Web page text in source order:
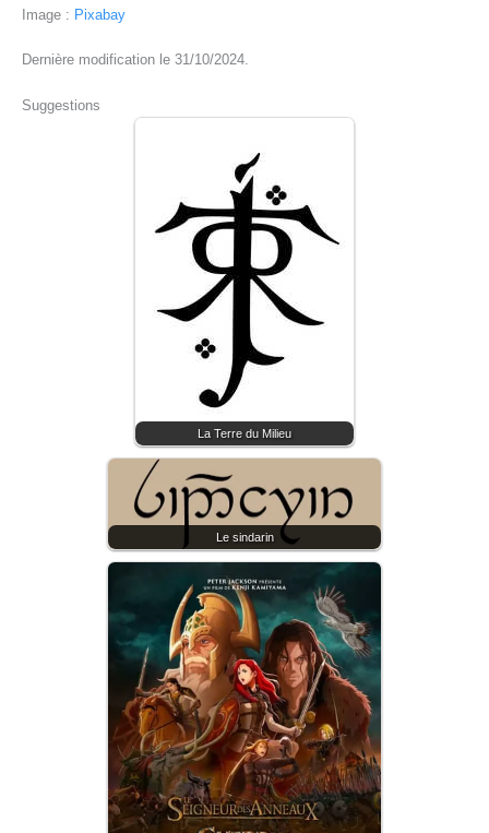
Image : Pixabay
Dernière modification le 31/10/2024.
Suggestions
La Terre du Milieu
Le sindarin